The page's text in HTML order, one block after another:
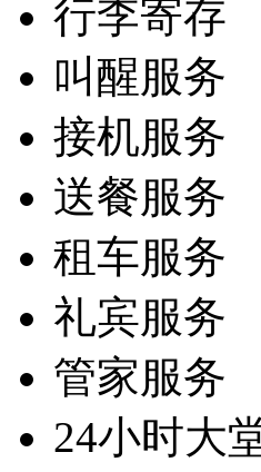
行李寄存
叫醒服务
接机服务
送餐服务
租车服务
礼宾服务
管家服务
24小时大